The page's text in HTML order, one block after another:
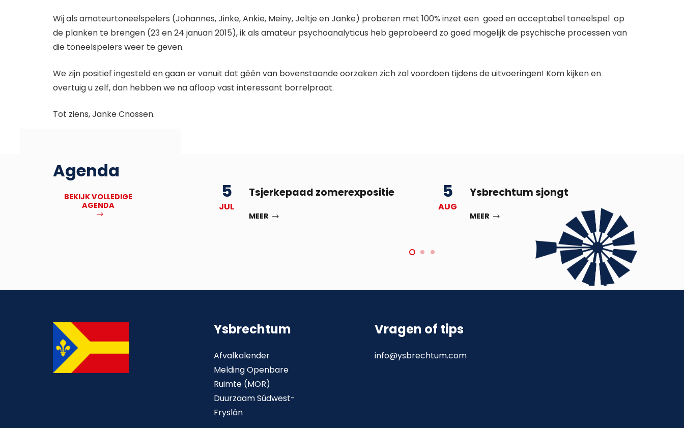
Wij als amateurtoneelspelers (Johannes, Jinke, Ankie, Meiny, Jeltje en Janke) proberen met 100% inzet een goed en acceptabel toneelspel op
de planken te brengen (23 en 24 januari 2015), ik als amateur psychoanalyticus heb geprobeerd zo goed mogelijk de psychische processen van
die toneelspelers weer te geven.
We zijn positief ingesteld en gaan er vanuit dat géén van bovenstaande oorzaken zich zal voordoen tijdens de uitvoeringen! Kom kijken en
overtuig u zelf, dan hebben we na afloop vast interessant borrelpraat.
Tot ziens, Janke Cnossen.
Agenda
BEKIJK VOLLEDIGE
AGENDA
Deadline Bronbankpraet 5
JUL
Tsjerkepaad zomerexpositie
MEER
5
AUG
Ysbrechtum sjongt
MEER
Ysbrechtum
Afvalkalender
Melding Openbare
Ruimte (MOR)
Duurzaam Súdwest-
Fryslân
Vragen of tips
info@ysbrechtum.com